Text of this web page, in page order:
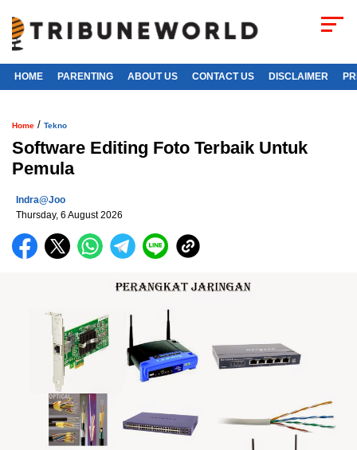
HOME PARENTING ABOUT US CONTACT US DISCLAIMER
Home / Tekno
Software Editing Foto Terbaik Untuk
Pemula
Indra@joo
Thursday, 6 August 2026